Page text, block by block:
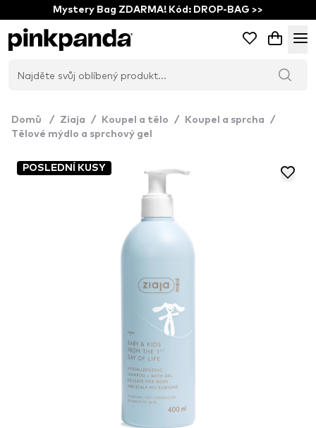
Mystery Bag ZDARMA! Kód: DROP-BAG >>
Domů / Ziaja / Koupel a tělo / Koupel a sprcha
/
Tělové mýdlo a sprchový gel
POSLEDNÍ KUSY